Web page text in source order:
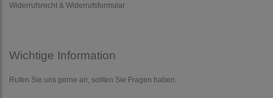
Widerrufsrecht & Widerrufsformular
Wichtige Information
Rufen Sie uns gerne an, sollten Sie Fragen haben: